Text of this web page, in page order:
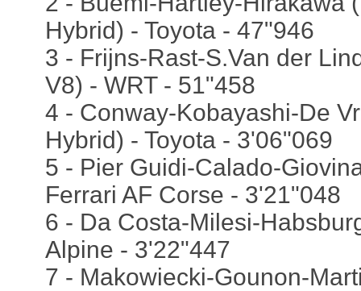
Hybrid) - Toyota - 47"946
3 - Frijns-Rast-S.Van der
V8) - WRT - 51"458
4 - Conway-Kobayashi-De
Hybrid) - Toyota - 3'06"069
5 - Pier Guidi-Calado-
Ferrari AF Corse - 3'21"048
6 - Da Costa-Milesi-
Alpine - 3'22"447
7 - Makowiecki-Gounon-